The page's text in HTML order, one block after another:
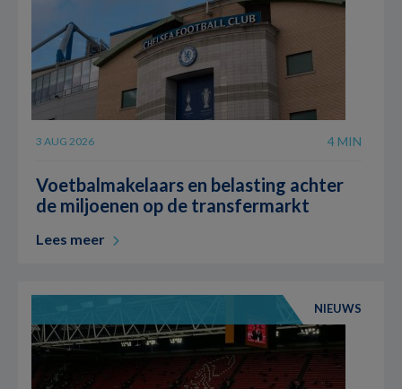
3 AUG 2026 4 MIN
Voetbalmakelaars en belasting achter
de miljoenen op de transfermarkt
Lees meer
NIEUWS